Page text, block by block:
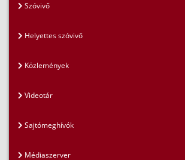
Szóvivő
Helyettes szóvivő
Közlemények
Videotár
Sajtómeghívók
Médiaszerver